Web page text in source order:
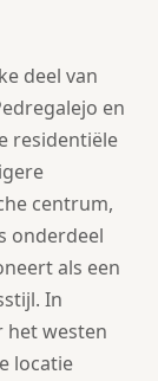
deel van
en
residentiële
centrum,
onderdeel
als een
In
het westen
locatie